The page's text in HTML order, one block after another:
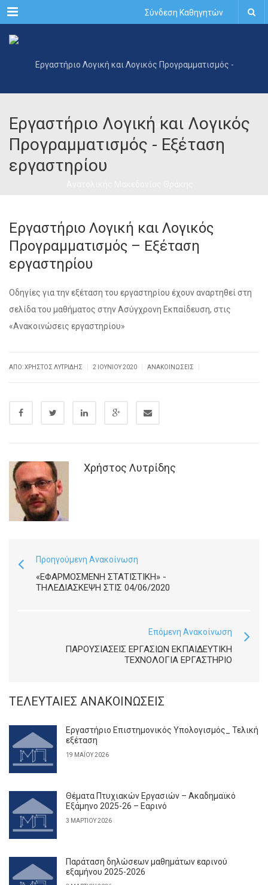
Menu Σύνδεση Καθηγητών
Εργαστήριο Λογική και Λογικός
Προγραμματισμός - Εξέταση
εργαστηρίου
Εργαστήριο Λογική και Λογικός
Προγραμματισμός – Εξέταση
εργαστηρίου
Οδηγίες για την εξέταση του εργαστηρίου έχουν αναρτηθεί στη
σελίδα του μαθήματος στην Ασύγχρονη Εκπαίδευση, στις
«Ανακοινώσεις εργαστηρίου»
ΑΠΌ: ΧΡΉΣΤΟΣ ΛΥΤΡΊΔΗΣ 2 ΙΟΥΝΊΟΥ 2020 ΑΝΑΚΟΙΝΏΣΕΙΣ
Χρήστος Λυτρίδης
Προηγούμενη Ανακοίνωση
«ΕΦΑΡΜΟΣΜΈΝΗ ΣΤΑΤΙΣΤΙΚΉ» -
ΤΗΛΕΔΙΆΣΚΕΨΗ ΣΤΙΣ 04/06/2020
Επόμενη Ανακοίνωση
ΠΑΡΟΥΣΙΆΣΕΙΣ ΕΡΓΑΣΙΏΝ ΕΚΠΑΙΔΕΥΤΙΚΉ
ΤΕΧΝΟΛΟΓΊΑ ΕΡΓΑΣΤΉΡΙΟ
ΤΕΛΕΥΤΑΊΕΣ ΑΝΑΚΟΙΝΏΣΕΙΣ
Εργαστήριο Επιστημονικός Υπολογισμός_ Τελική
εξέταση
19 ΜΑΪ́ΟΥ 2026
Θέματα Πτυχιακών Εργασιών – Ακαδημαϊκό
Εξάμηνο 2025-26 – Εαρινό
3 ΜΑΡΤΊΟΥ 2026
Παράταση δηλώσεων μαθημάτων εαρινού
εξαμήνου 2025-2026